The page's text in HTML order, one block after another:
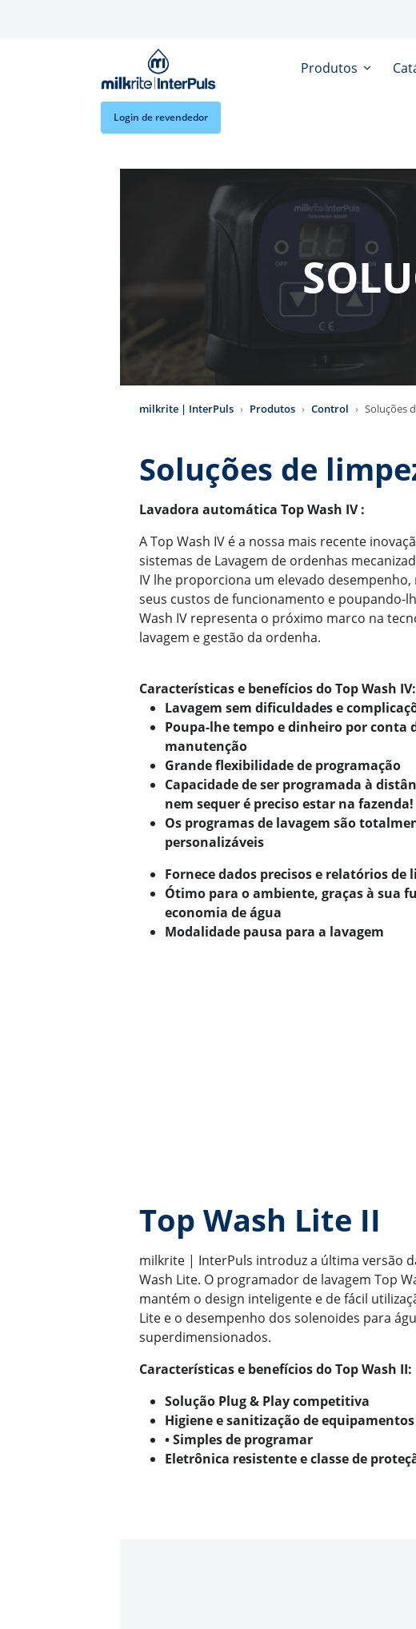
Produtos
Login de revendedor
milkrite | InterPuls Produtos Control Soluções
Soluções de
Lavadora automática Top Wash IV :
A Top Wash IV é a nossa mais recente
sistemas de Lavagem de ordenhas
IV lhe proporciona um elevado desempenho,
seus custos de funcionamento e poupando-
Wash IV representa o próximo marco na
lavagem e gestão da ordenha.
Características e benefícios do Top Wash IV:
Lavagem sem dificuldades e
Poupa-lhe tempo e dinheiro por conta
manutenção
Grande flexibilidade de programação
Capacidade de ser programada à
nem sequer é preciso estar na fazenda!
Os programas de lavagem são
personalizáveis
Fornece dados precisos e relatórios de
Ótimo para o ambiente, graças à sua
economia de água
Modalidade pausa para a lavagem
Top Wash Lite II
milkrite | InterPuls introduz a última versão
Wash Lite. O programador de lavagem Top
mantém o design inteligente e de fácil
Lite e o desempenho dos solenoides para
superdimensionados.
Características e benefícios do Top Wash II:
Solução Plug & Play competitiva
Higiene e sanitização de
• Simples de programar
Eletrônica resistente e classe de